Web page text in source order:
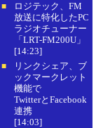
■
ロジテック、FM
放送に特化したPC
ラジオチューナー
「LRT-FM200U」
[14:23]
■
リンクシェア、ブ
ックマークレット
機能で
TwitterとFacebook
連携
[14:03]